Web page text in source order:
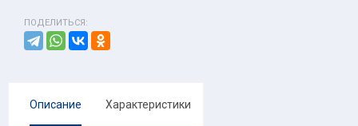
ПОДЕЛИТЬСЯ:
Описание Характеристики